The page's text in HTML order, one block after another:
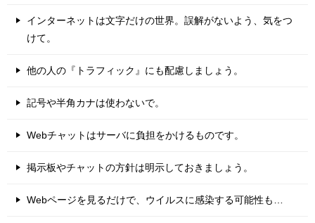
インターネットは文字だけの世界。誤解がないよう、気をつ
けて。
他の人の『トラフィック』にも配慮しましょう。
記号や半角カナは使わないで。
Webチャットはサーバに負担をかけるものです。
掲示板やチャットの方針は明示しておきましょう。
Webページを見るだけで、ウイルスに感染する可能性も…